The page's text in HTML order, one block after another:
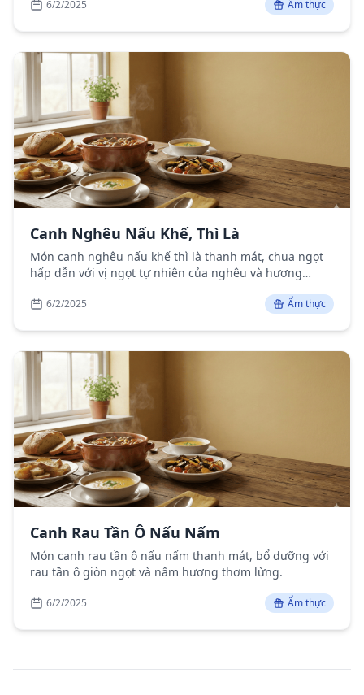
gia đình.
6/2/2025 Ẩm thực
Canh Nghêu Nấu Khế, Thì Là
Món canh nghêu nấu khế thì là thanh mát, chua ngọt
hấp dẫn với vị ngọt tự nhiên của nghêu và hương
6/2/2025 Ẩm thực
Canh Rau Tần Ô Nấu Nấm
Món canh rau tần ô nấu nấm thanh mát, bổ dưỡng với
rau tần ô giòn ngọt và nấm hương thơm lừng.
6/2/2025 Ẩm thực